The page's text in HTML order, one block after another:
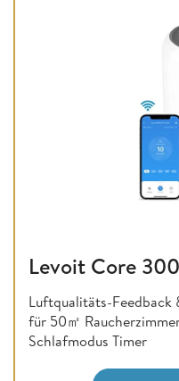
Levoit Core
Luftqualitäts-Feedback
für 50㎡
Schlafmodus Timer